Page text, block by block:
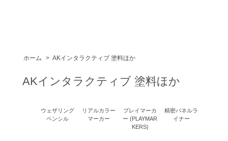
ホーム > AKインタラクティブ 塗料ほか
AKインタラクティブ 塗料ほか
ウェザリング
ペンシル
リアルカラー
マーカー
プレイマーカ
ー (PLAYMAR
KERS)
精密パネルラ
イナー